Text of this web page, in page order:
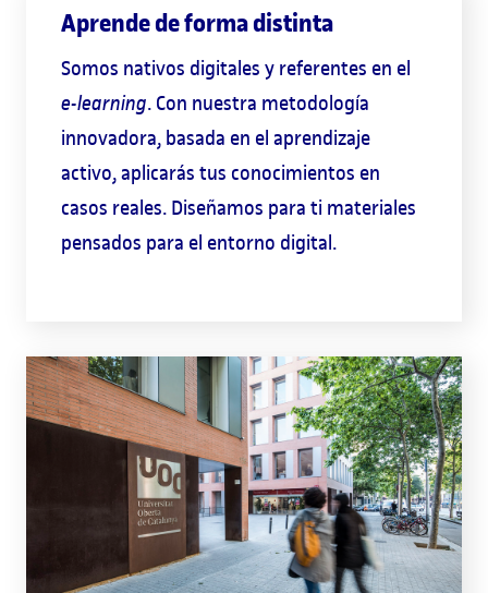
Aprende de forma distinta
Somos nativos digitales y referentes en el
e-learning. Con nuestra metodología
innovadora, basada en el aprendizaje
activo, aplicarás tus conocimientos en
casos reales. Diseñamos para ti materiales
pensados para el entorno digital.